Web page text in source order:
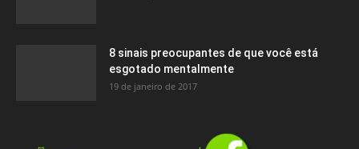
8 sinais preocupantes de que você está
esgotado mentalmente
19 de janeiro de 2017